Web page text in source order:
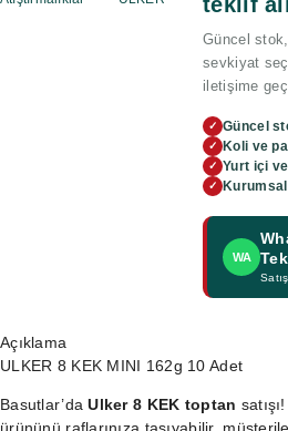
Güncel
sevkiyat
iletişime
✓ Güncel
✓ Koli ve
✓ Yurt içi
✓
WA
Açıklama
ULKER 8 KEK MINI 162g 10 Adet
Basutlar’daUlker 8 KEK toptan